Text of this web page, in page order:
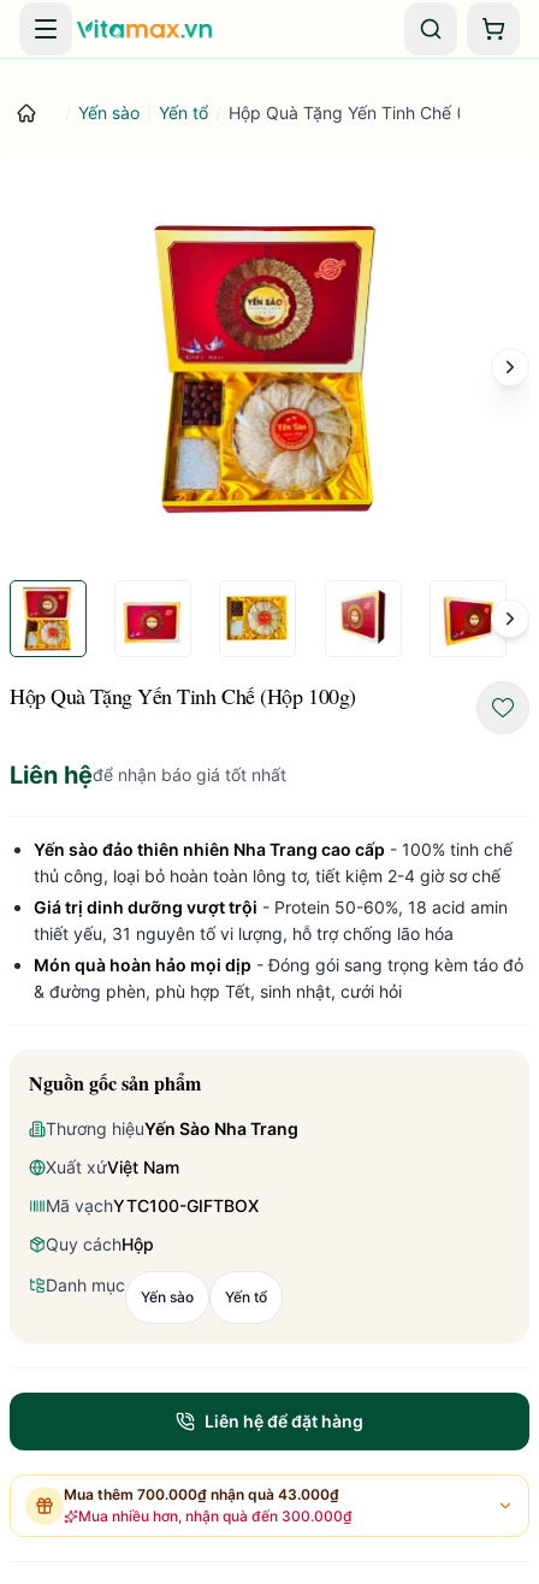
Danh mục Giỏ
Yến sào Yến tổ Hộp Quà Tặng Yến Tinh Chế (Hộp
Hộp Quà Tặng Yến Tinh Chế (Hộp 100g)
Liên hệđể nhận báo giá tốt nhất
Yến sào đảo thiên nhiên Nha Trang cao cấp - 100% tinh chế
thủ công, loại bỏ hoàn toàn lông tơ, tiết kiệm 2-4 giờ sơ chế
Giá trị dinh dưỡng vượt trội - Protein 50-60%, 18 acid amin
thiết yếu, 31 nguyên tố vi lượng, hỗ trợ chống lão hóa
Món quà hoàn hảo mọi dịp - Đóng gói sang trọng kèm táo đỏ
& đường phèn, phù hợp Tết, sinh nhật, cưới hỏi
Nguồn gốc sản phẩm
Thương hiệuYến Sào Nha Trang
Xuất xứViệt Nam
Mã vạchYTC100-GIFTBOX
Quy cáchHộp
Danh mục
Yến sào Yến tổ
Liên hệ để đặt hàng
Mua thêm 700.000₫ nhận quà 43.000₫
Mua nhiều hơn, nhận quà đến 300.000₫